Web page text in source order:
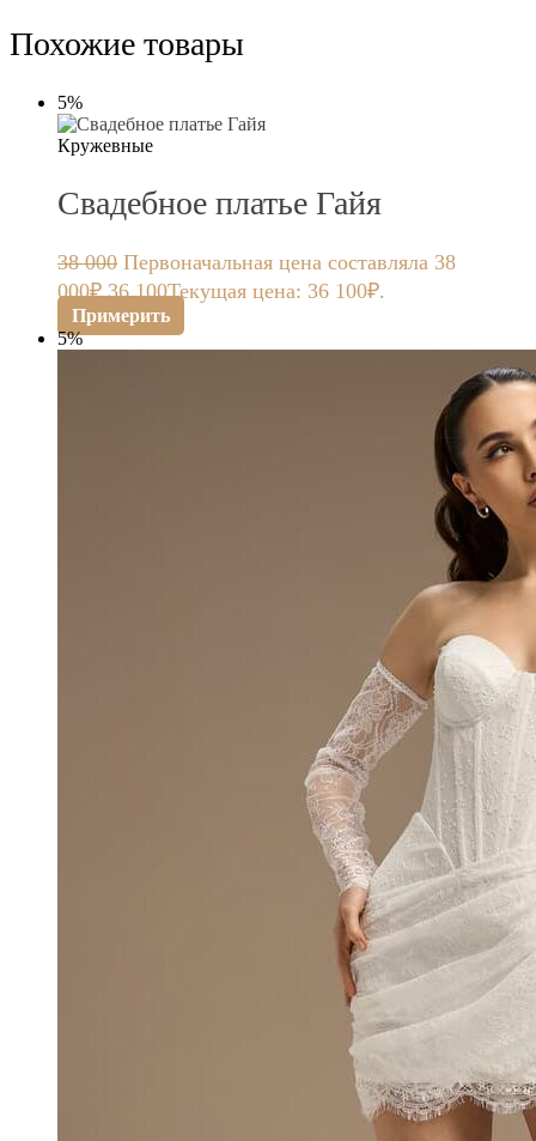
Похожие товары
5%
Кружевные
Свадебное платье Гайя
38 000 Первоначальная цена составляла 38
000₽.36 100Текущая цена: 36 100₽.
Примерить
5%